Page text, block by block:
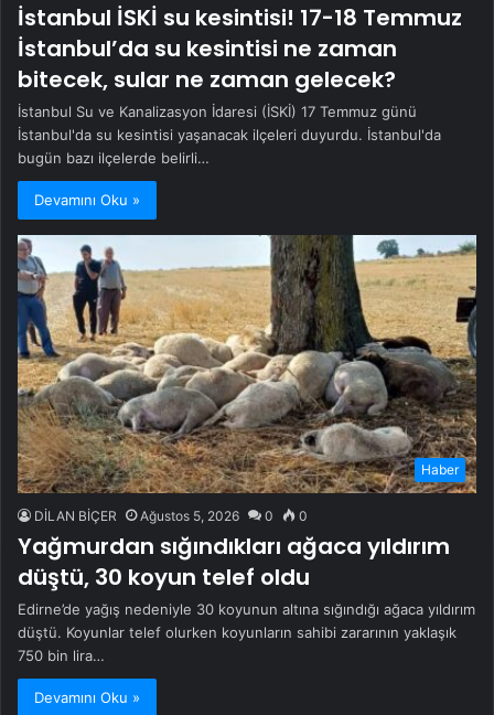
İstanbul İSKİ su kesintisi! 17-18 Temmuz
İstanbul’da su kesintisi ne zaman
bitecek, sular ne zaman gelecek?
İstanbul Su ve Kanalizasyon İdaresi (İSKİ) 17 Temmuz günü
İstanbul'da su kesintisi yaşanacak ilçeleri duyurdu. İstanbul'da
bugün bazı ilçelerde belirli…
Devamını Oku »
Haber
DİLAN BİÇER Ağustos 5, 2026 0 0
Yağmurdan sığındıkları ağaca yıldırım
düştü, 30 koyun telef oldu
Edirne’de yağış nedeniyle 30 koyunun altına sığındığı ağaca yıldırım
düştü. Koyunlar telef olurken koyunların sahibi zararının yaklaşık
750 bin lira…
Devamını Oku »